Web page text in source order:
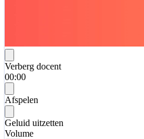
Verberg docent
00:00
Afspelen
Geluid uitzetten
Volume